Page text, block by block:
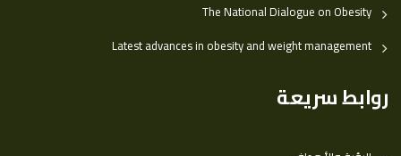
The National Dialogue on Obesity
Latest advances in obesity and weight management
روابط سريعة